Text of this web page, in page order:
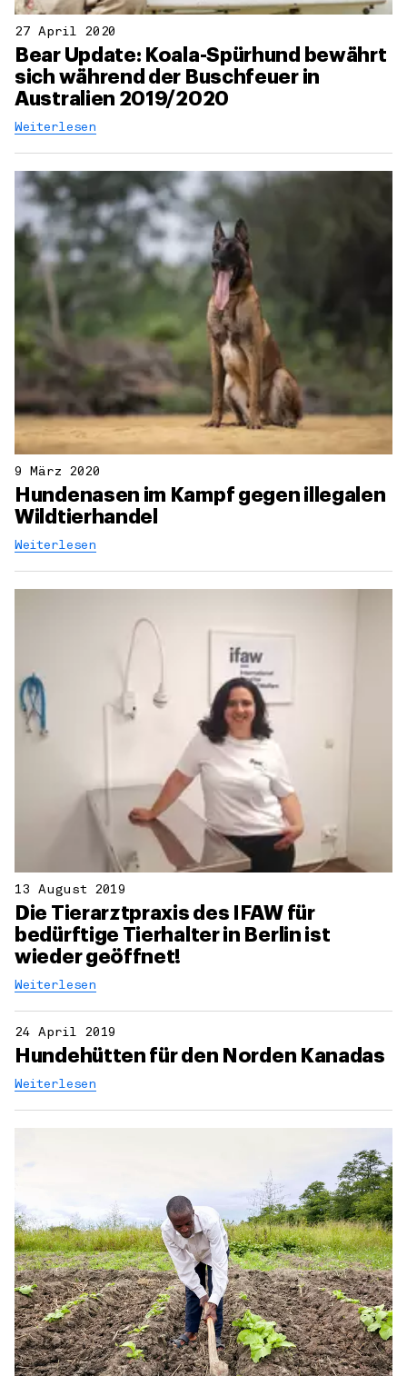
27 April 2020
Bear Update: Koala-Spürhund bewährt
sich während der Buschfeuer in
Australien 2019/2020
Weiterlesen
9 März 2020
Hundenasen im Kampf gegen illegalen
Wildtierhandel
Weiterlesen
13 August 2019
Die Tierarztpraxis des IFAW für
bedürftige Tierhalter in Berlin ist
wieder geöffnet!
Weiterlesen
24 April 2019
Hundehütten für den Norden Kanadas
Weiterlesen